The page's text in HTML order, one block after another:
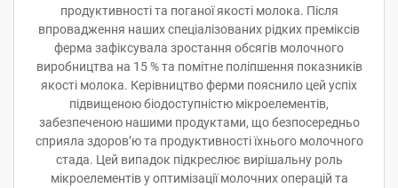
продуктивності та поганої якості молока. Після
впровадження наших спеціалізованих рідких преміксів
ферма зафіксувала зростання обсягів молочного
виробництва на 15 % та помітне поліпшення показників
якості молока. Керівництво ферми пояснило цей успіх
підвищеною біодоступністю мікроелементів,
забезпеченою нашими продуктами, що безпосередньо
сприяла здоров’ю та продуктивності їхнього молочного
стада. Цей випадок підкреслює вирішальну роль
мікроелементів у оптимізації молочних операцій та